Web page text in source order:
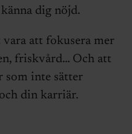
dig nöjd.
att fokusera mer
friskvård… Och att
som inte sätter
din karriär.